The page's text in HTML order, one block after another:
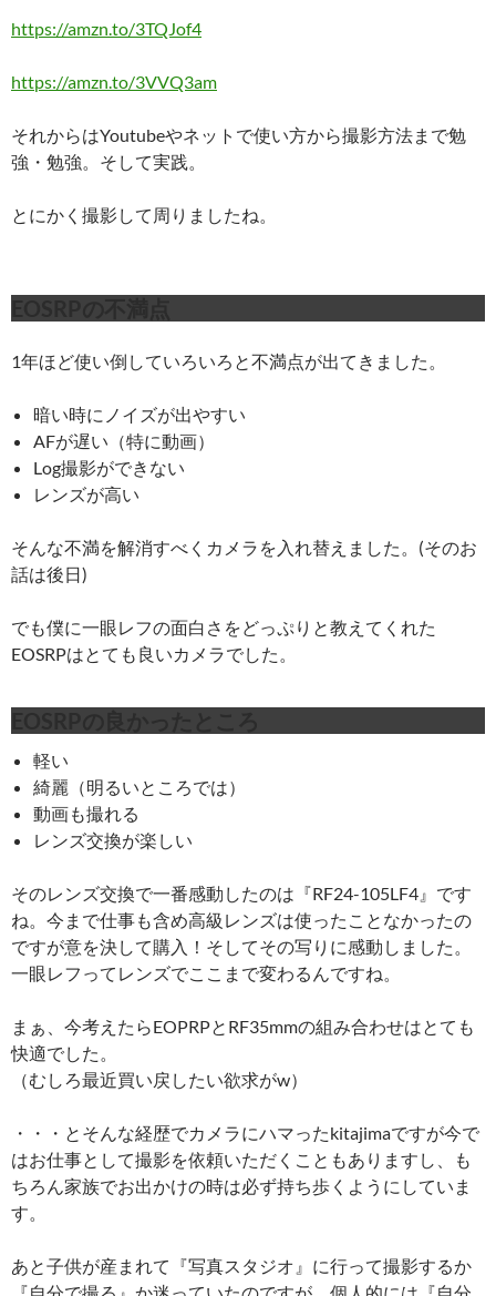
https://amzn.to/3TQJof4
https://amzn.to/3VVQ3am
それからはYoutubeやネットで使い方から撮影方法まで勉
強・勉強。そして実践。
とにかく撮影して周りましたね。
1年ほど使い倒していろいろと不満点が出てきました。
暗い時にノイズが出やすい
AFが遅い（特に動画）
Log撮影ができない
レンズが高い
そんな不満を解消すべくカメラを入れ替えました。(そのお
話は後日)
でも僕に一眼レフの面白さをどっぷりと教えてくれた
EOSRPはとても良いカメラでした。
軽い
綺麗（明るいところでは）
動画も撮れる
レンズ交換が楽しい
そのレンズ交換で一番感動したのは『RF24-105LF4』です
ね。今まで仕事も含め高級レンズは使ったことなかったの
ですが意を決して購入！そしてその写りに感動しました。
一眼レフってレンズでここまで変わるんですね。
まぁ、今考えたらEOPRPとRF35mmの組み合わせはとても
快適でした。
（むしろ最近買い戻したい欲求がw）
・・・とそんな経歴でカメラにハマったkitajimaですが今で
はお仕事として撮影を依頼いただくこともありますし、も
ちろん家族でお出かけの時は必ず持ち歩くようにしていま
す。
あと子供が産まれて『写真スタジオ』に行って撮影するか